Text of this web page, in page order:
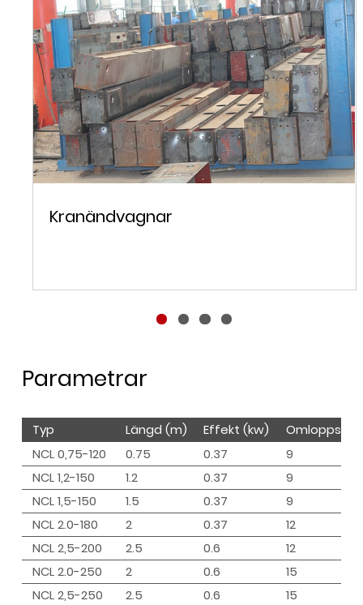
Kranändvagnar
Parametrar
Typ Längd (m) Effekt (kw)
NCL 0,75-120
0.75 0.37
9
NCL 1,2-150
1.2 0.37
9
NCL 1,5-150
1.5 0.37
9
NCL 2.0-180
2 0.37
12
NCL 2,5-200
2.5 0.6
12
NCL 2.0-250
2 0.6
15
NCL 2,5-250
2.5 0.6
15